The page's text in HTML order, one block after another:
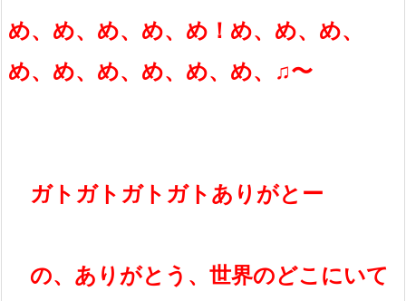
め、め、め、め、め！め、め、め、
め、め、め、め、め、め、♫〜
ガトガトガトガトありがとー
の、ありがとう、世界のどこにいて